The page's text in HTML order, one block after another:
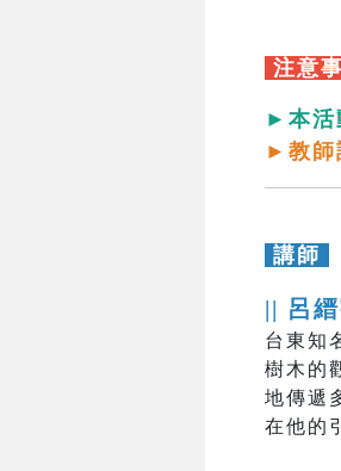
注意
►本活
►教師
講師
|| 呂
台東知
樹木的
地傳遞
在他的